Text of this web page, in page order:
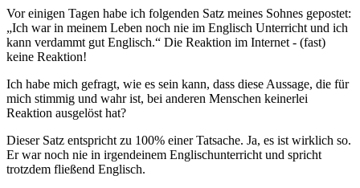
Vor einigen Tagen habe ich folgenden Satz meines Sohnes gepostet:
„Ich war in meinem Leben noch nie im Englisch Unterricht und ich
kann verdammt gut Englisch.“ Die Reaktion im Internet - (fast)
keine Reaktion!
Ich habe mich gefragt, wie es sein kann, dass diese Aussage, die für
mich stimmig und wahr ist, bei anderen Menschen keinerlei
Reaktion ausgelöst hat?
Dieser Satz entspricht zu 100% einer Tatsache. Ja, es ist wirklich so.
Er war noch nie in irgendeinem Englischunterricht und spricht
trotzdem fließend Englisch.